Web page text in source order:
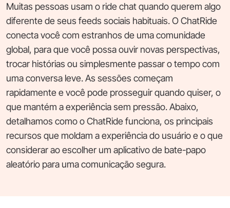
Muitas pessoas usam o ride chat quando querem algo
diferente de seus feeds sociais habituais. O ChatRide
conecta você com estranhos de uma comunidade
global, para que você possa ouvir novas perspectivas,
trocar histórias ou simplesmente passar o tempo com
uma conversa leve. As sessões começam
rapidamente e você pode prosseguir quando quiser, o
que mantém a experiência sem pressão. Abaixo,
detalhamos como o ChatRide funciona, os principais
recursos que moldam a experiência do usuário e o que
considerar ao escolher um aplicativo de bate-papo
aleatório para uma comunicação segura.